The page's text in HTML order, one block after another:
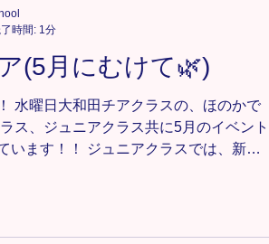
-＊-＊-＊-＊-＊-＊ #TiaraDanceSchool
ッズチア #埼玉ダンス #埼玉キッズダ
#大宮キッズダンス #大宮チア #見沼区
ッズダンス #見沼区チア #大和田ダンス
(5月にむけて🌿)
水曜日大和田チアクラスの、ほのかで
ス、ジュニアクラス共に5月のイベント
います！！ ジュニアクラスでは、新し
ると、綺麗な爪先で、高いジャンプが
時間: 1分